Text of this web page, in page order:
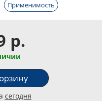
Применимость
р.
сегодня